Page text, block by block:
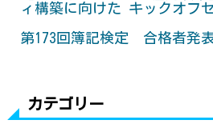
ィ構築に向けた キックオフ
第173回簿記検定 合格者発
カテゴリー